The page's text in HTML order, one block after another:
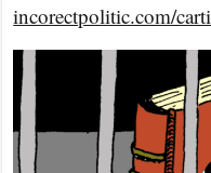
incorectpolitic.com/carti